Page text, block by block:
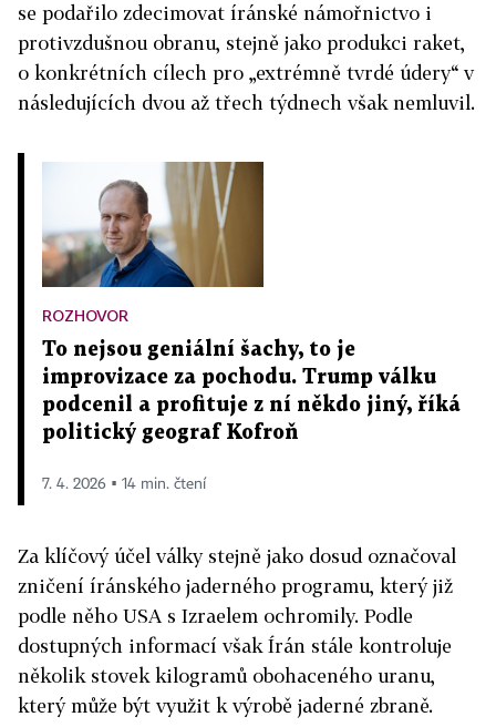
se podařilo zdecimovat íránské námořnictvo i
protivzdušnou obranu, stejně jako produkci raket,
o konkrétních cílech pro „extrémně tvrdé údery“ v
následujících dvou až třech týdnech však nemluvil.
ROZHOVOR
To nejsou geniální šachy, to je
improvizace za pochodu. Trump válku
podcenil a profituje z ní někdo jiný, říká
politický geograf Kofroň
7. 4. 2026 ▪ 14 min. čtení
Za klíčový účel války stejně jako dosud označoval
zničení íránského jaderného programu, který již
podle něho USA s Izraelem ochromily. Podle
dostupných informací však Írán stále kontroluje
několik stovek kilogramů obohaceného uranu,
který může být využit k výrobě jaderné zbraně.